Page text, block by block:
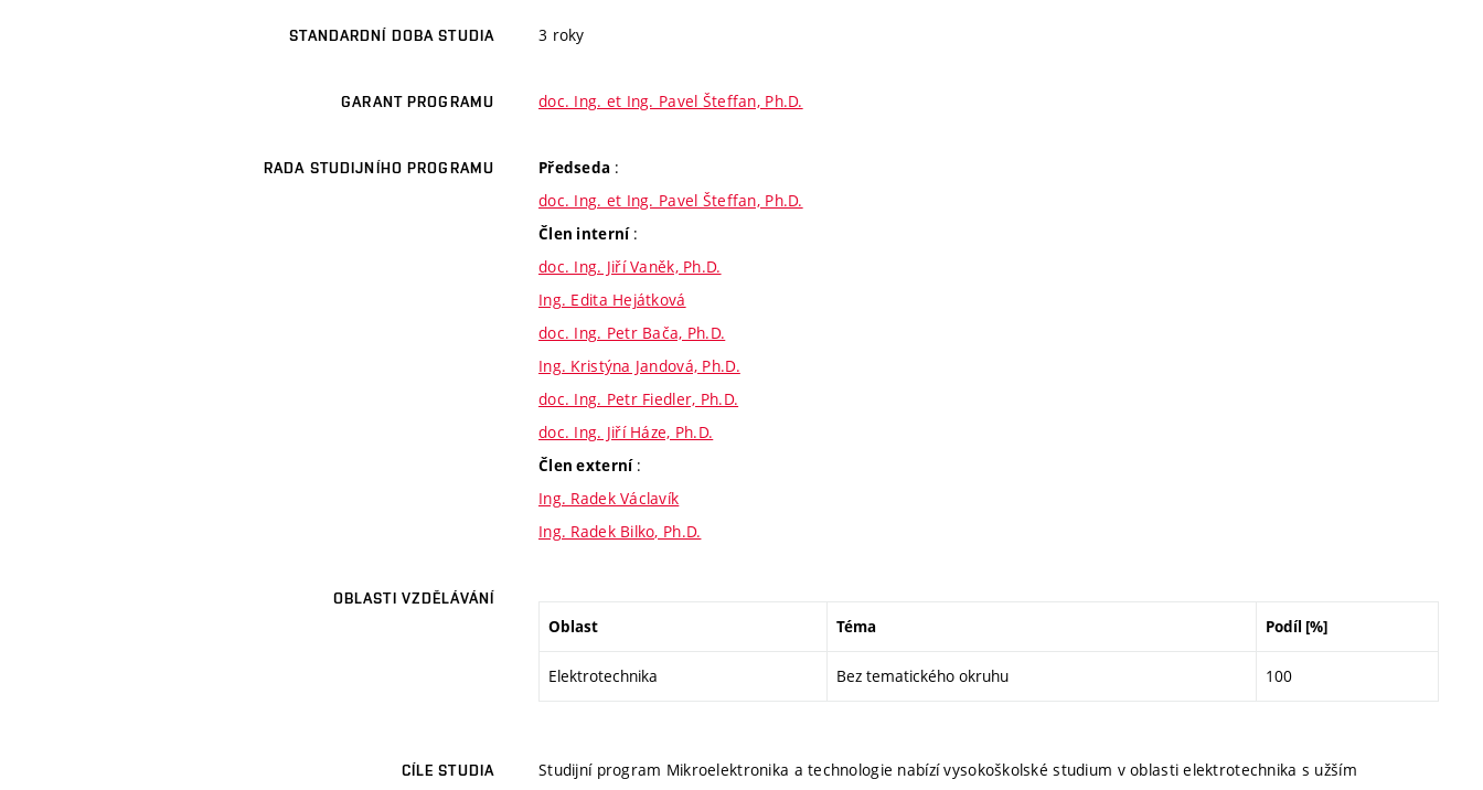
STANDARDNÍ DOBA STUDIA 3 roky
GARANT PROGRAMU doc. Ing. et Ing. Pavel Šteffan, Ph.D.
RADA STUDIJNÍHO PROGRAMU Předseda :
doc. Ing. et Ing. Pavel Šteffan, Ph.D.
Člen interní :
doc. Ing. Jiří Vaněk, Ph.D.
Ing. Edita Hejátková
doc. Ing. Petr Bača, Ph.D.
Ing. Kristýna Jandová, Ph.D.
doc. Ing. Petr Fiedler, Ph.D.
doc. Ing. Jiří Háze, Ph.D.
Člen externí :
Ing. Radek Václavík
Ing. Radek Bilko, Ph.D.
OBLASTI VZDĚLÁVÁNÍ
Oblast Téma Podíl [%]
Elektrotechnika Bez tematického okruhu 100
CÍLE STUDIA
Studijní program Mikroelektronika a technologie nabízí vysokoškolské studium v oblasti elektrotechnika s užším